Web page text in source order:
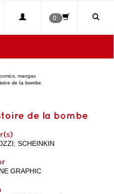
0
mangas
de la bombe
de la bombe
;SCHEINKIN
GRAPHIC